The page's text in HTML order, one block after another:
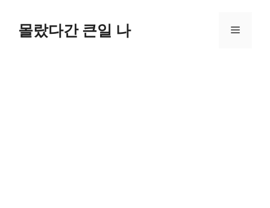
몰랐다간 큰일 나 메